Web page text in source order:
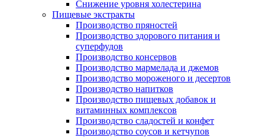
Снижение уровня холестерина
Пищевые экстракты
Производство пряностей
Производство здорового питания и
суперфудов
Производство консервов
Производство мармелада и джемов
Производство мороженого и десертов
Производство напитков
Производство пищевых добавок и
витаминных комплексов
Производство сладостей и конфет
Производство соусов и кетчупов